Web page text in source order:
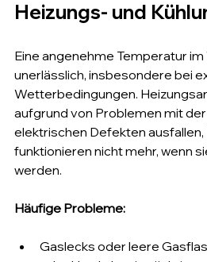
Heizungs- und
Eine angenehme Temperatur
unerlässlich, insbesondere bei
Wetterbedingungen.
aufgrund von Problemen mit
elektrischen Defekten ausfallen,
funktionieren nicht mehr, wenn
werden.
Häufige Probleme:
Gaslecks oder leere